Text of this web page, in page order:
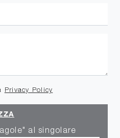
Privacy Policy
al singolare